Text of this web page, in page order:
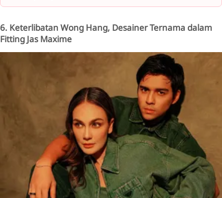
6. Keterlibatan Wong Hang, Desainer Ternama dalam
Fitting Jas Maxime